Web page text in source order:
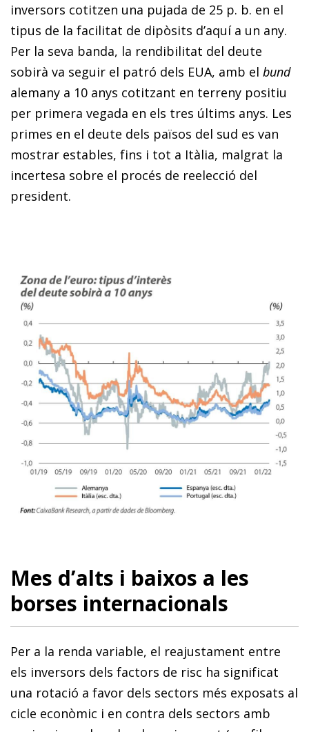
inversors cotitzen una pujada de 25 p. b. en el
tipus de la facilitat de dipòsits d’aquí a un any.
Per la seva banda, la rendibilitat del deute
sobirà va seguir el patró dels EUA, amb el bund
alemany a 10 anys cotitzant en terreny positiu
per primera vegada en els tres últims anys. Les
primes en el deute dels països del sud es van
mostrar estables, fins i tot a Itàlia, malgrat la
incertesa sobre el procés de reelecció del
president.
Mes d’alts i baixos a les
borses internacionals
Per a la renda variable, el reajustament entre
els inversors dels factors de risc ha significat
una rotació a favor dels sectors més exposats al
cicle econòmic i en contra dels sectors amb